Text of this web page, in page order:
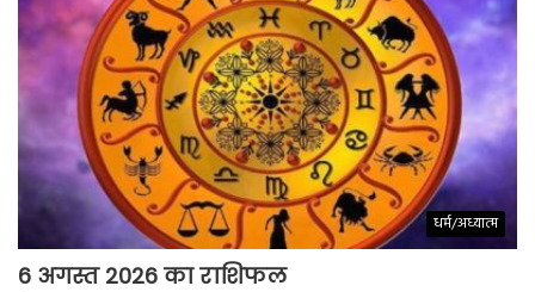
धर्म/अध्यात्म
6 अगस्त 2026 का राशिफल